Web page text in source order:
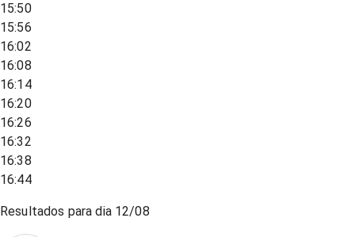
15:50
15:56
16:02
16:08
16:14
16:20
16:26
16:32
16:38
16:44
Resultados para dia 12/08